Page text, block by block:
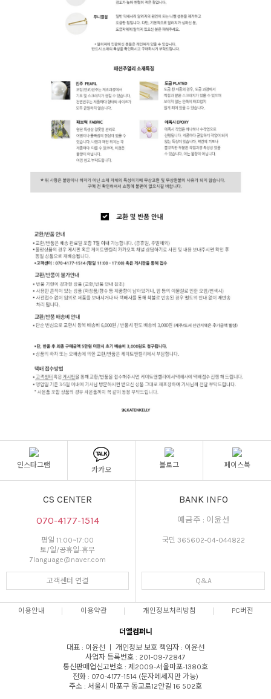
인스타그램
카카오
블로그 페이스북
CS CENTER
070-4177-1514
평일 11:00~17:00
토/일/공휴일-휴무
7language@naver.com
고객센터 연결
BANK INFO
예금주 : 이윤선
국민 365602-04-044822
Q&A
이용안내 이용약관 개인정보처리방침 PC버전
더엘컴퍼니
대표 : 이윤선 ㅣ 개인정보 보호 책임자 : 이윤선
사업자 등록번호 : 201-09-72847
통신판매업신고번호 : 제2009-서울마포-1380호
전화 : 070-4177-1514 (문자메세지만 가능)
주소 : 서울시 마포구 동교로12안길 16 502호